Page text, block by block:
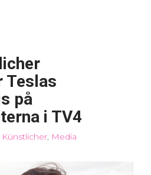
Teslas
på
i TV4
Künstlicher Media